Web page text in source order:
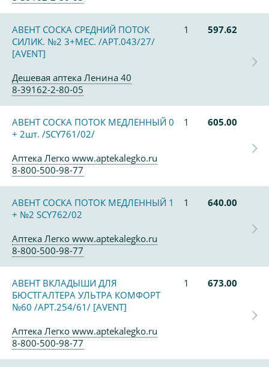
АВЕНТ СОСКА СРЕДНИЙ ПОТОК
СИЛИК. №2 3+МЕС. /АРТ.043/27/
[AVENT]
1 597.62
Дешевая аптека Ленина 40
8-39162-2-80-05
АВЕНТ СОСКА ПОТОК МЕДЛЕННЫЙ 0
+ 2шт. /SCY761/02/
1 605.00
Аптека Легко www.aptekalegko.ru
8-800-500-98-77
АВЕНТ СОСКА ПОТОК МЕДЛЕННЫЙ 1
+ №2 SCY762/02
1 640.00
Аптека Легко www.aptekalegko.ru
8-800-500-98-77
АВЕНТ ВКЛАДЫШИ ДЛЯ
БЮСТГАЛТЕРА УЛЬТРА КОМФОРТ
№60 /АРТ.254/61/ [AVENT]
1 673.00
Аптека Легко www.aptekalegko.ru
8-800-500-98-77